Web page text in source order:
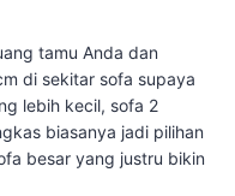
tamu Anda dan
di sekitar sofa supaya
lebih kecil, sofa 2
biasanya jadi pilihan
besar yang justru bikin